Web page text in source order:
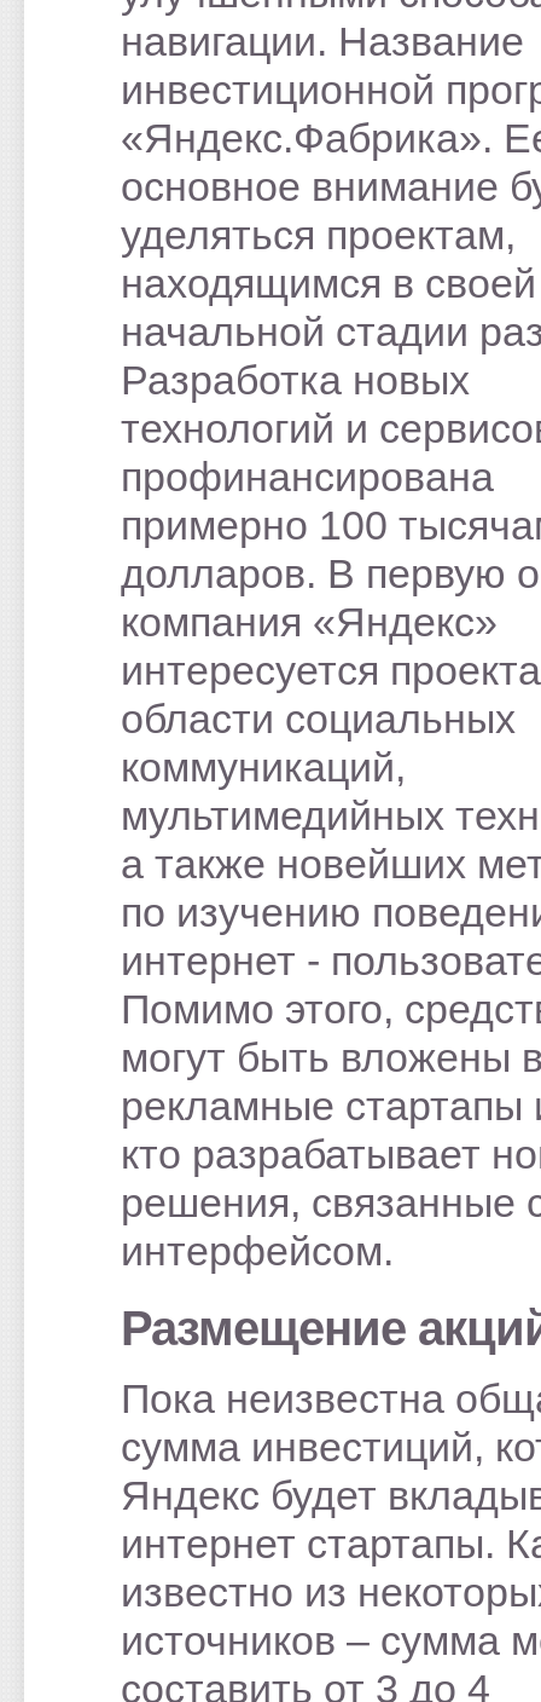
навигации. Название
инвестиционной
«Яндекс.Фабрика».
основное внимание
уделяться проектам,
находящимся в своей
начальной стадии
Разработка новых
технологий и
профинансирована
примерно 100
долларов. В первую
компания «Яндекс»
интересуется
области социальных
коммуникаций,
мультимедийных
а также новейших
по изучению
интернет -
Помимо этого,
могут быть вложены
рекламные стартапы
кто разрабатывает
решения, связанные
интерфейсом.
Размещение
Пока неизвестна
сумма инвестиций,
Яндекс будет
интернет стартапы.
известно из
источников – сумма
составить от 3 до 4